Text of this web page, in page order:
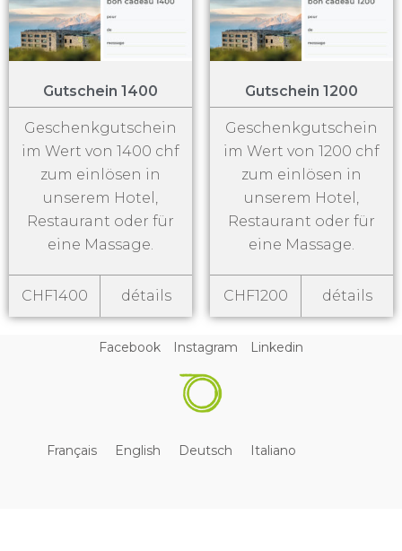
Gutschein 1400
Geschenkgutschein
im Wert von 1400 chf
zum einlösen in
unserem Hotel,
Restaurant oder für
eine Massage.
CHF1400 détails
Gutschein 1200
Geschenkgutschein
im Wert von 1200 chf
zum einlösen in
unserem Hotel,
Restaurant oder für
eine Massage.
CHF1200 détails
Français English Deutsch Italiano
Facebook Instagram Linkedin